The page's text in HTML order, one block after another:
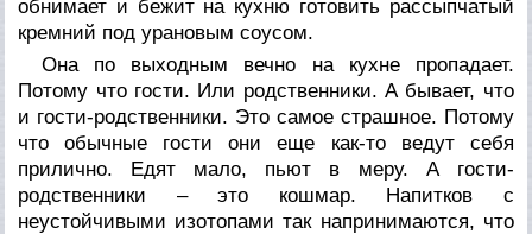
обнимает и бежит на кухню готовить рассыпчатый
кремний под урановым соусом.
Она по выходным вечно на кухне пропадает.
Потому что гости. Или родственники. А бывает, что
и гости-родственники. Это самое страшное. Потому
что обычные гости они еще как-то ведут себя
прилично. Едят мало, пьют в меру. А гости-
родственники – это кошмар. Напитков с
неустойчивыми изотопами так напринимаются, что